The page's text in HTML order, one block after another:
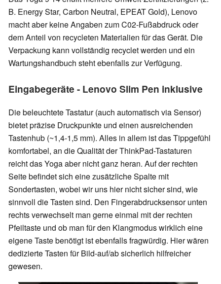
B. Energy Star, Carbon Neutral, EPEAT Gold), Lenovo
macht aber keine Angaben zum C02-Fußabdruck oder
dem Anteil von recycleten Materialien für das Gerät. Die
Verpackung kann vollständig recyclet werden und ein
Wartungshandbuch steht ebenfalls zur Verfügung.
Eingabegeräte - Lenovo Slim Pen inklusive
Die beleuchtete Tastatur (auch automatisch via Sensor)
bietet präzise Druckpunkte und einen ausreichenden
Tastenhub (~1,4-1,5 mm). Alles in allem ist das Tippgefühl
komfortabel, an die Qualität der ThinkPad-Tastaturen
reicht das Yoga aber nicht ganz heran. Auf der rechten
Seite befindet sich eine zusätzliche Spalte mit
Sondertasten, wobei wir uns hier nicht sicher sind, wie
sinnvoll die Tasten sind. Den Fingerabdrucksensor unten
rechts verwechselt man gerne einmal mit der rechten
Pfeiltaste und ob man für den Klangmodus wirklich eine
eigene Taste benötigt ist ebenfalls fragwürdig. Hier wären
dedizierte Tasten für Bild-auf/ab sicherlich hilfreicher
gewesen.